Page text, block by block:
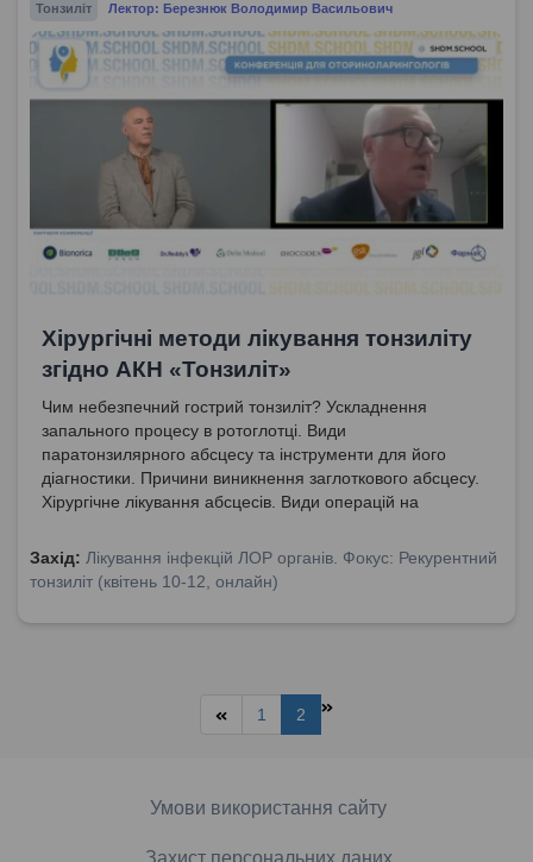
Тонзиліт Лектор: Березнюк Володимир Васильович
Хірургічні методи лікування тонзиліту
згідно АКН «Тонзиліт»
Чим небезпечний гострий тонзиліт? Ускладнення
запального процесу в ротоглотці. Види
паратонзилярного абсцесу та інструменти для його
діагностики. Причини виникнення заглоткового абсцесу.
Хірургічне лікування абсцесів. Види операцій на
протипоказання до операцій.
Захід: Лікування інфекцій ЛОР органів. Фокус: Рекурентний
тонзиліт (квітень 10-12, онлайн)
1 2
Умови використання сайту